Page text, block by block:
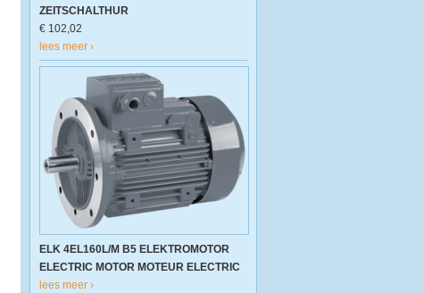
ZEITSCHALTHUR
€ 102,02
lees meer ›
ELK 4EL160L/M B5 ELEKTROMOTOR
ELECTRIC MOTOR MOTEUR ELECTRIC
lees meer ›